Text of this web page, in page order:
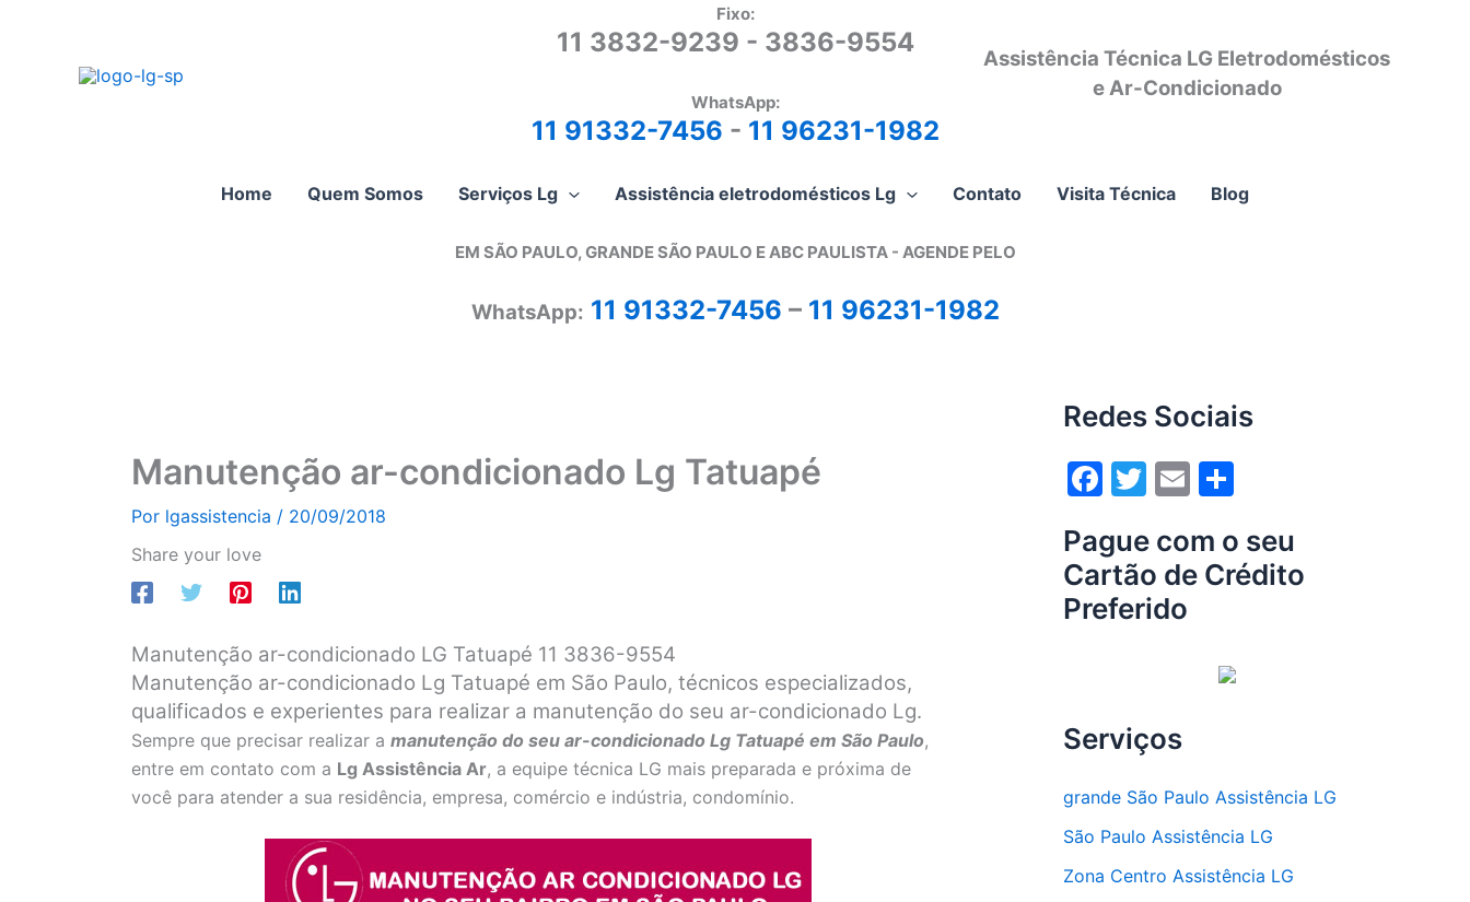
Fixo:
11 3832-9239 - 3836-9554
WhatsApp:
11 91332-7456 - 11 96231-1982
Assistência Técnica LG Eletrodomésticos
e Ar-Condicionado
Home Quem Somos Serviços Lg Assistência eletrodomésticos Lg Contato Visita Técnica Blog
EM SÃO PAULO, GRANDE SÃO PAULO E ABC PAULISTA - AGENDE PELO
WhatsApp: 11 91332-7456 – 11 96231-1982
Manutenção ar-condicionado Lg Tatuapé
Por lgassistencia / 20/09/2018
Share your love
Manutenção ar-condicionado LG Tatuapé 11 3836-9554
Manutenção ar-condicionado Lg Tatuapé em São Paulo, técnicos especializados,
qualificados e experientes para realizar a manutenção do seu ar-condicionado Lg.
Sempre que precisar realizar a manutenção do seu ar-condicionado Lg Tatuapé em São Paulo,
entre em contato com a Lg Assistência Ar, a equipe técnica LG mais preparada e próxima de
você para atender a sua residência, empresa, comércio e indústria, condomínio.
Redes Sociais
F
c
e
b
k
T
itt
er
E
ai
l
ar
e
Pague com o seu
Cartão de Crédito
Preferido
Serviços
grande São Paulo Assistência LG
São Paulo Assistência LG
Zona Centro Assistência LG